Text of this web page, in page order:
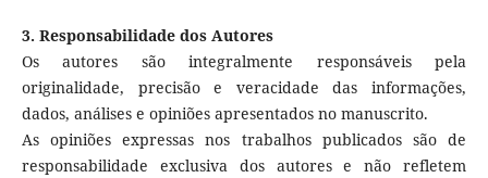
3. Responsabilidade dos Autores
Os autores são integralmente responsáveis pela
originalidade, precisão e veracidade das informações,
dados, análises e opiniões apresentados no manuscrito.
As opiniões expressas nos trabalhos publicados são de
responsabilidade exclusiva dos autores e não refletem